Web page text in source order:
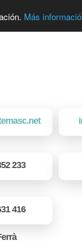
Más
233
416